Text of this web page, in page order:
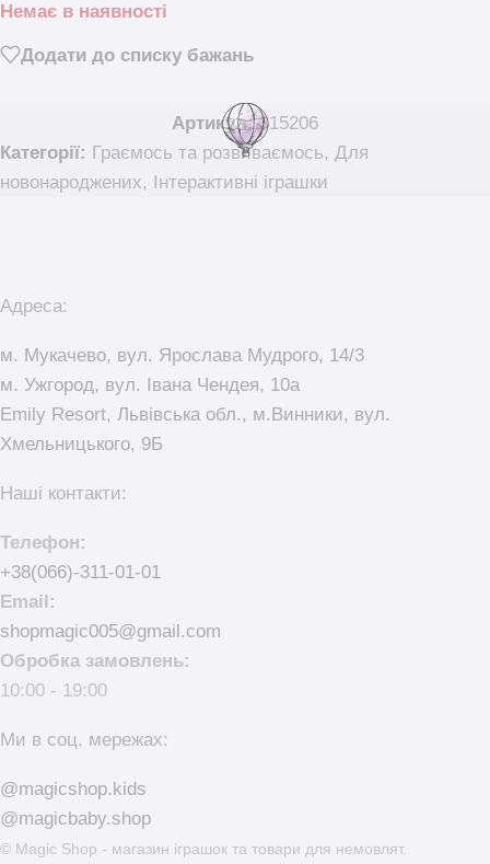
Немає в наявності
Додати до списку бажань
Артикул:315206
Категорії: Граємось та розвиваємось, Для
новонароджених, Інтерактивні іграшки
Адреса:
м. Мукачево, вул. Ярослава Мудрого, 14/3
м. Ужгород, вул. Івана Чендея, 10а
Emily Resort, Львівська обл., м.Винники, вул.
Хмельницького, 9Б
Наші контакти:
Телефон:
+38(066)-311-01-01
Email:
shopmagic005@gmail.com
Обробка замовлень:
10:00 - 19:00
Ми в соц. мережах:
@magicshop.kids
@magicbaby.shop
© Magic Shop - магазин іграшок та товари для немовлят.